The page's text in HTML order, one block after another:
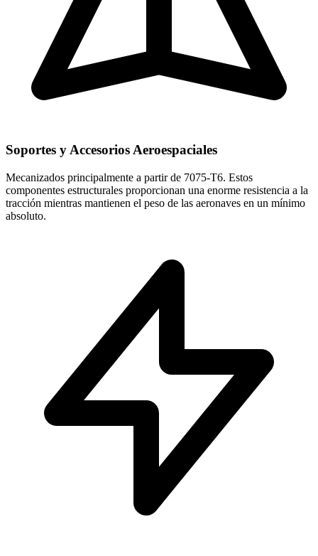
Soportes y Accesorios Aeroespaciales
Mecanizados principalmente a partir de 7075-T6. Estos
componentes estructurales proporcionan una enorme resistencia a la
tracción mientras mantienen el peso de las aeronaves en un mínimo
absoluto.